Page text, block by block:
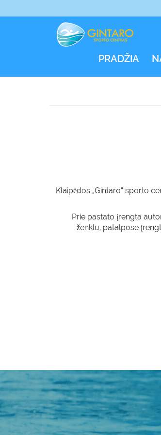
PRADŽIA
Klaipėdos „Gintaro“ sporto
Prie pastato įrengta
ženklu, patalpose